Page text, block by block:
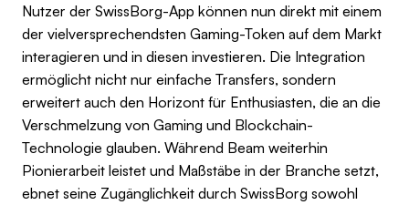
Nutzer der SwissBorg-App können nun direkt mit einem
der vielversprechendsten Gaming-Token auf dem Markt
interagieren und in diesen investieren. Die Integration
ermöglicht nicht nur einfache Transfers, sondern
erweitert auch den Horizont für Enthusiasten, die an die
Verschmelzung von Gaming und Blockchain-
Technologie glauben. Während Beam weiterhin
Pionierarbeit leistet und Maßstäbe in der Branche setzt,
ebnet seine Zugänglichkeit durch SwissBorg sowohl